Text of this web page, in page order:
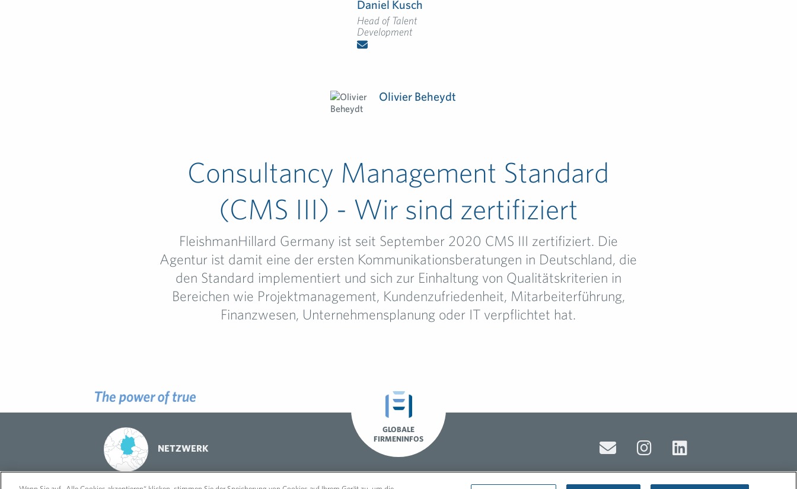
Daniel Kusch
Head of Talent
Development
Olivier Beheydt
Consultancy Management Standard
(CMS III) - Wir sind zertifiziert
FleishmanHillard Germany ist seit September 2020 CMS III zertifiziert. Die
Agentur ist damit eine der ersten Kommunikationsberatungen in Deutschland, die
den Standard implementiert und sich zur Einhaltung von Qualitätskriterien in
Bereichen wie Projektmanagement, Kundenzufriedenheit, Mitarbeiterführung,
Finanzwesen, Unternehmensplanung oder IT verpflichtet hat.
GLOBALE
FIRMENINFOS
NETZWERK